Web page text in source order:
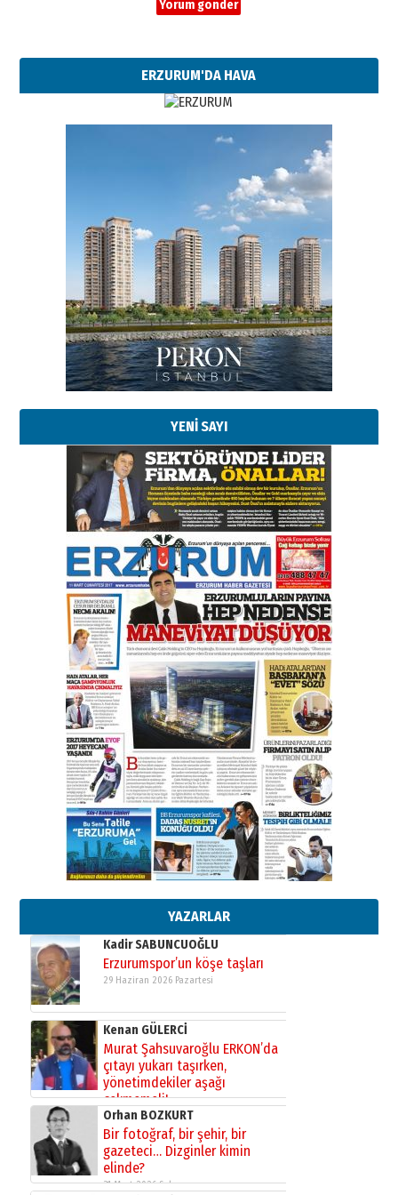
ERZURUM'DA HAVA
YENİ SAYI
YAZARLAR
Esat BİNDESEN
Başkan Sekmen’den Erzurum’a
bir vizyon proje daha!
02 Ağustos 2026 Pazar
Kadir SABUNCUOĞLU
Erzurumspor’un köşe taşları
29 Haziran 2026 Pazartesi
Kenan GÜLERCİ
Murat Şahsuvaroğlu ERKON’da
çıtayı yukarı taşırken,
yönetimdekiler aşağı
çekmemeli!
17 Şubat 2026 SalıOrhan BOZKURT
Bir fotoğraf, bir şehir, bir
gazeteci… Dizginler kimin
elinde?
31 Mart 2026 Salı
A. Berhan Yılmaz
BİR BÖLÜM DEĞİL, BİR ÖMÜR
SEÇİYORSUNUZ… “NEDEN
ATATÜRK ÜNİVERSİTESİ?”
28 Temmuz 2026 Salı
Ahmet Gökhan YAZICI
Ahmed Yesevi’den bir Alperen…
”Reisimiz” idi… Hakka yürüdü.!
26 Mart 2026 Perşembe
Cem Bakırcı
Ardında bıraktığı hatıralarıyla
gönül adamı Faruk Terzioğlu!
13 Mayıs 2026 Çarşamba
Esat BİNDESEN
Başkan Sekmen’den Erzurum’a
02 Ağustos 2026 Pazar
Kadir SABUNCUOĞLU
Erzurumspor’un köşe taşları
29 Haziran 2026 Pazartesi
Kenan GÜLERCİ
Murat Şahsuvaroğlu ERKON’da
çıtayı yukarı taşırken,
yönetimdekiler aşağı
çekmemeli!
17 Şubat 2026 SalıOrhan BOZKURT
Bir fotoğraf, bir şehir, bir
gazeteci… Dizginler kimin
elinde?
31 Mart 2026 Salı